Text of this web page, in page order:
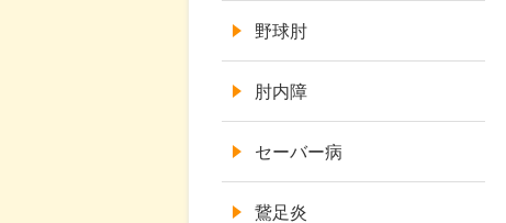
野球肘
肘内障
セーバー病
鵞足炎